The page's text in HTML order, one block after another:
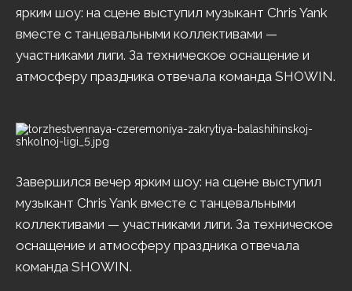
ярким шоу: на сцене выступил музыкант Chris Yank
вместе с танцевальными коллективами —
участниками лиги. За техническое оснащение и
атмосферу праздника отвечала команда SHOWIN.
Завершился вечер ярким шоу: на сцене выступил
музыкант Chris Yank вместе с танцевальными
коллективами — участниками лиги. За техническое
оснащение и атмосферу праздника отвечала
команда SHOWIN.